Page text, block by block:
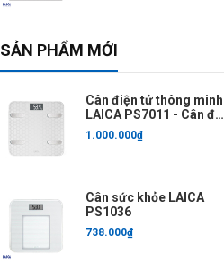
SẢN PHẨM MỚI
Cân điện tử thông minh
LAICA PS7011 - Cân đo
6 chỉ số
1.000.000₫
Cân sức khỏe LAICA
PS1036
738.000₫